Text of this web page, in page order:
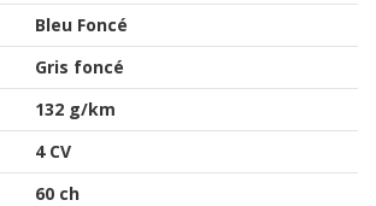
Bleu Foncé
Gris foncé
132 g/km
4 CV
60 ch